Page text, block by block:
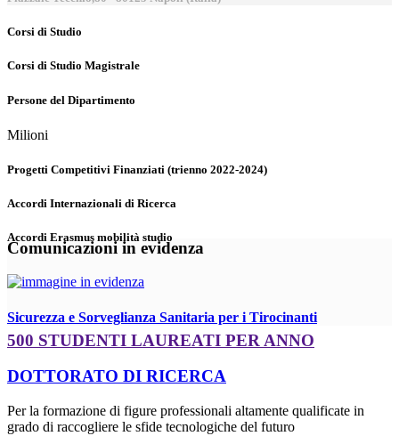
Corsi di Studio
Corsi di Studio Magistrale
Persone del Dipartimento
Milioni
Progetti Competitivi Finanziati (trienno 2022-2024)
Accordi Internazionali di Ricerca
Accordi Erasmus mobilità studio
Comunicazioni in evidenza
Sicurezza e Sorveglianza Sanitaria per i Tirocinanti
500 STUDENTI LAUREATI PER ANNO
DOTTORATO DI RICERCA
Per la formazione di figure professionali altamente qualificate in
grado di raccogliere le sfide tecnologiche del futuro